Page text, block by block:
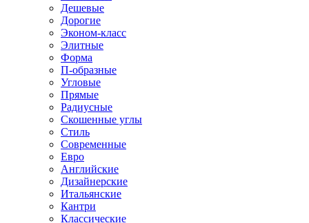
Дешевые
Дорогие
Эконом-класс
Элитные
Форма
П-образные
Угловые
Прямые
Радиусные
Скошенные углы
Стиль
Современные
Евро
Английские
Дизайнерские
Итальянские
Кантри
Классические